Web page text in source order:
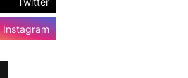
Instagram